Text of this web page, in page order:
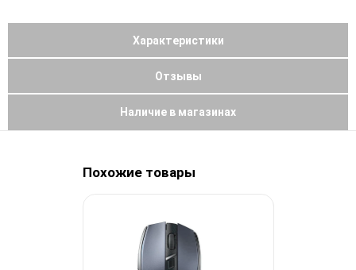
Характеристики
Отзывы
Наличие в магазинах
Похожие товары